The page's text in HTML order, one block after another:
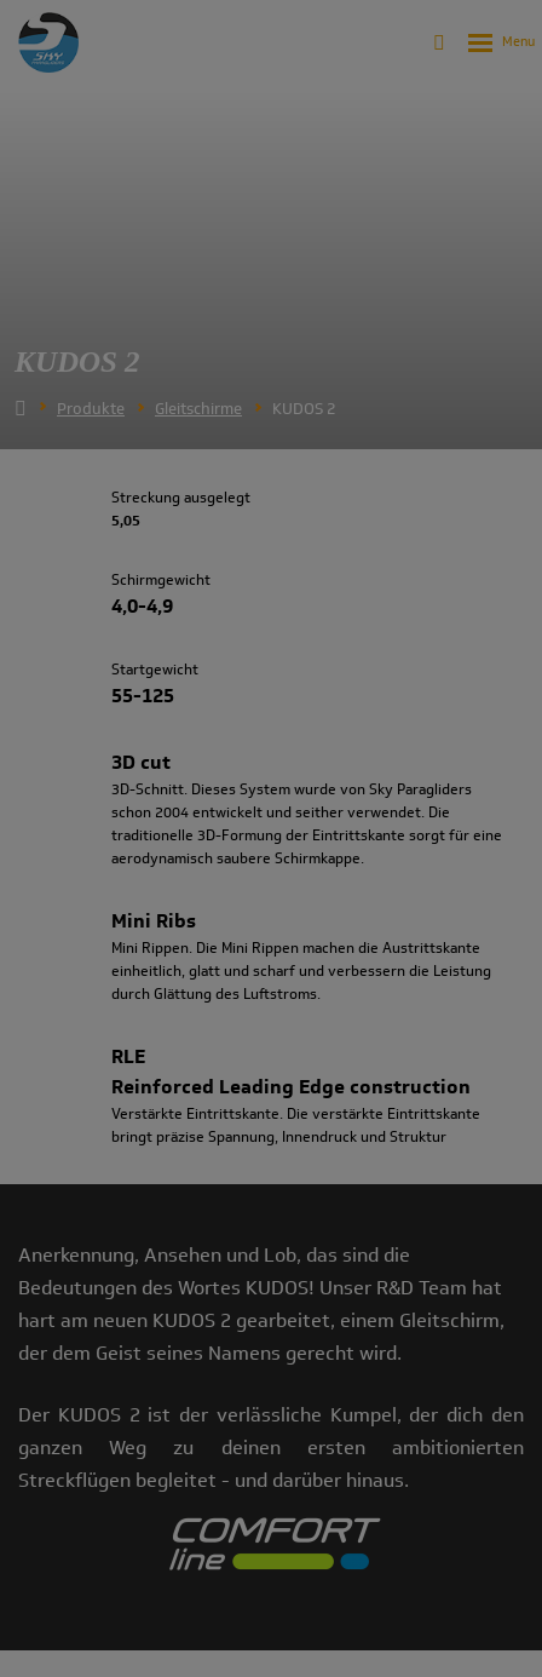
KUDOS 2
Produkte Gleitschirme KUDOS 2
Streckung ausgelegt
5,05
Schirmgewicht
4,0-4,9
Startgewicht
55-125
3D cut
3D-Schnitt. Dieses System wurde von Sky Paragliders
schon 2004 entwickelt und seither verwendet. Die
traditionelle 3D-Formung der Eintrittskante sorgt für eine
aerodynamisch saubere Schirmkappe.
Mini Ribs
Mini Rippen. Die Mini Rippen machen die Austrittskante
einheitlich, glatt und scharf und verbessern die Leistung
durch Glättung des Luftstroms.
RLE
Reinforced Leading Edge construction
Verstärkte Eintrittskante. Die verstärkte Eintrittskante
bringt präzise Spannung, Innendruck und Struktur
Anerkennung, Ansehen und Lob, das sind die
Bedeutungen des Wortes KUDOS! Unser R&D Team hat
hart am neuen KUDOS 2 gearbeitet, einem Gleitschirm,
der dem Geist seines Namens gerecht wird.
Der KUDOS 2 ist der verlässliche Kumpel, der dich den
ganzen Weg zu deinen ersten ambitionierten
Streckflügen begleitet - und darüber hinaus.